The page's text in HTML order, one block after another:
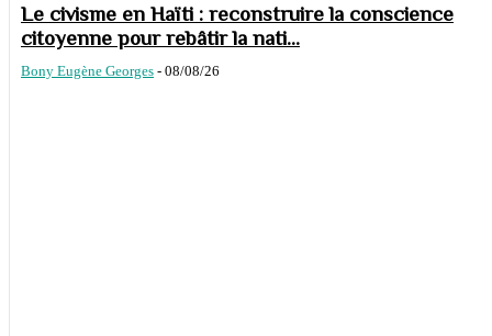
Le civisme en Haïti : reconstruire la conscience
citoyenne pour rebâtir la nati...
Bony Eugène Georges - 08/08/26